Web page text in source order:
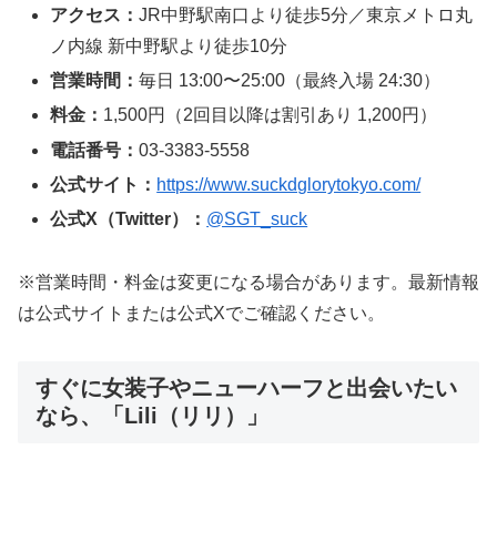
アクセス：JR中野駅南口より徒歩5分／東京メトロ丸
ノ内線 新中野駅より徒歩10分
営業時間：毎日 13:00〜25:00（最終入場 24:30）
料金： 1,500円（2回目以降は割引あり 1,200円）
電話番号：03-3383-5558
公式サイト： https://www.suckdglorytokyo.com/
公式X（Twitter）： @SGT_suck
※営業時間・料金は変更になる場合があります。最新情報
は公式サイトまたは公式Xでご確認ください。
すぐに女装子やニューハーフと出会いたい
なら、「Lili（リリ）」